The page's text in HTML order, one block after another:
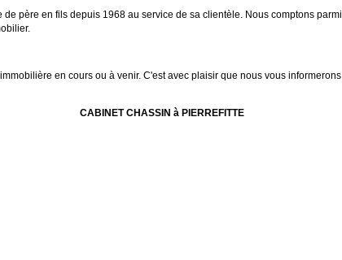
père en fils depuis 1968 au service de sa clientèle. Nous comptons parmi
en cours ou à venir. C'est avec plaisir que nous vous informerons
CABINET CHASSIN à PIERREFITTE